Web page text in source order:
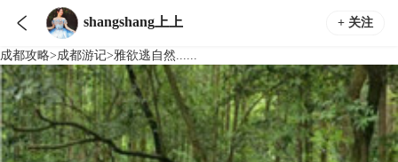
 shangshang上上 + 关注
成都攻略>成都游记>雅欲逃自然......